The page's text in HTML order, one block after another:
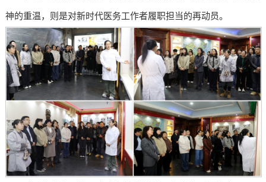
神的重温，则是对新时代医务工作者履职担当的再动员。